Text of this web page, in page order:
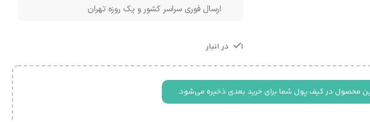
ارسال فوری سراسر کشور و یک روزه تهران
1 در انبار
محصول در کیف پول شما برای خرید بعدی ذخیره می‌شود.